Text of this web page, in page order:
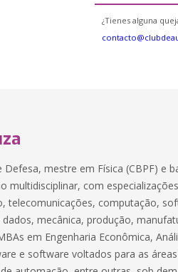
¿Tienes alguna
mestre em Física (CBPF) e
multidisciplinar, com
telecomunicações, computação,
mecânica, produção,
em Engenharia Econômica,
e software voltados para as